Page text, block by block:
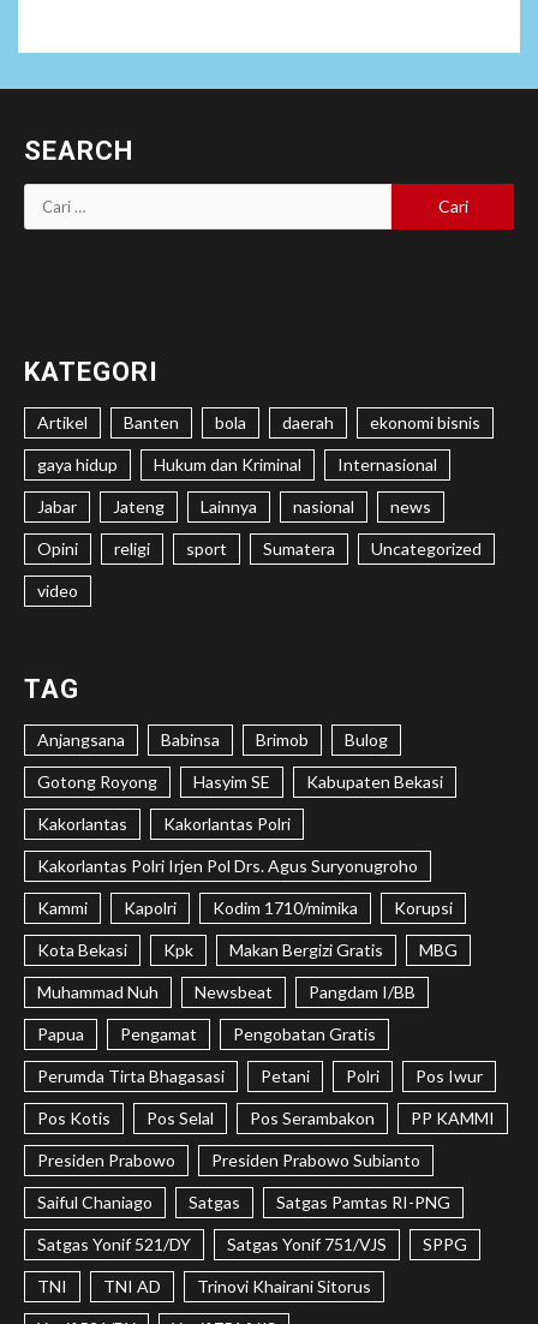
SEARCH
Cari
untuk:
KATEGORI
Artikel Banten bola daerah ekonomi bisnis
gaya hidup Hukum dan Kriminal Internasional
Jabar Jateng Lainnya nasional news
Opini religi sport Sumatera Uncategorized
video
TAG
Anjangsana Babinsa Brimob Bulog
Gotong Royong Hasyim SE Kabupaten Bekasi
Kakorlantas Kakorlantas Polri
Kakorlantas Polri Irjen Pol Drs. Agus Suryonugroho
Kammi Kapolri Kodim 1710/mimika Korupsi
Kota Bekasi Kpk Makan Bergizi Gratis MBG
Muhammad Nuh Newsbeat Pangdam I/BB
Papua Pengamat Pengobatan Gratis
Perumda Tirta Bhagasasi Petani Polri Pos Iwur
Pos Kotis Pos Selal Pos Serambakon PP KAMMI
Presiden Prabowo Presiden Prabowo Subianto
Saiful Chaniago Satgas Satgas Pamtas RI-PNG
Satgas Yonif 521/DY Satgas Yonif 751/VJS SPPG
TNI TNI AD Trinovi Khairani Sitorus